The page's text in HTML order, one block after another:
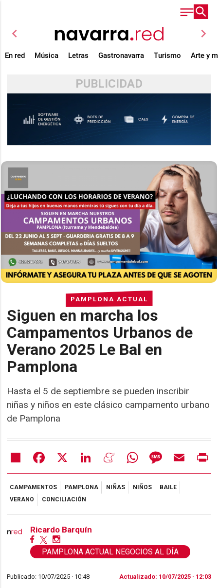
chevron_left chevron_right
En red Música Letras Gastronavarra Turismo Arte y
PUBLICIDAD
PAMPLONA ACTUAL
Siguen en marcha los
Campamentos Urbanos de
Verano 2025 Le Bal en
Pamplona
Hasta el 5 de septiembre se pueden inscribir
niñas y niños en este clásico campamento urbano
de Pamplona
Share Facebook LinkedIn MeneameWhatsAppMessageEmail
CAMPAMENTOS PAMPLONA NIÑAS NIÑOS
BAILE
VERANO
CONCILIACIÓN
Ricardo Barquín
PAMPLONA ACTUAL NEGOCIOS AL DÍA
Publicado: 10/07/2025 · 10:48 Actualizado: 10/07/2025 · 12:03